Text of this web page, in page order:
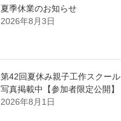
夏季休業のお知らせ
2026年8月3日
第42回夏休み親子工作スクール
写真掲載中【参加者限定公開】
2026年8月1日